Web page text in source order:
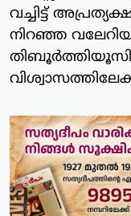
വച്ചിട്ട്
നിറഞ്ഞ